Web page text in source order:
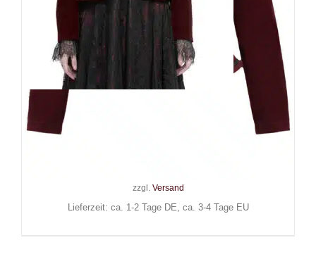
Devil Fashion Jacke Vampires
zzgl. Versand
Lieferzeit: ca. 1-2 Tage DE, ca. 3-4 Tage EU